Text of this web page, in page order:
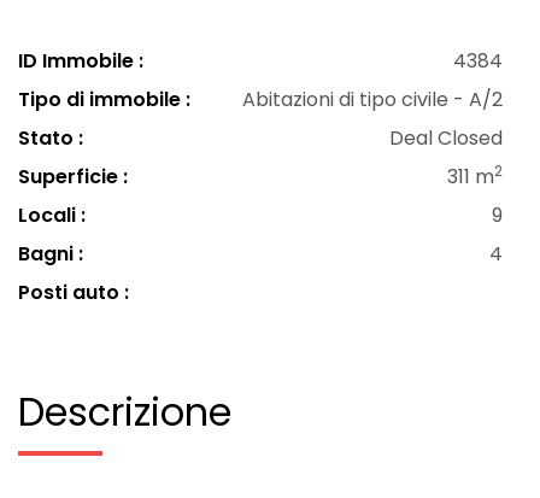
ID Immobile :
4384
Tipo di immobile :
Abitazioni di tipo civile - A/2
Stato :
Deal Closed
Superficie :
311 m2
Locali :
9
Bagni :
4
Posti auto :
Descrizione